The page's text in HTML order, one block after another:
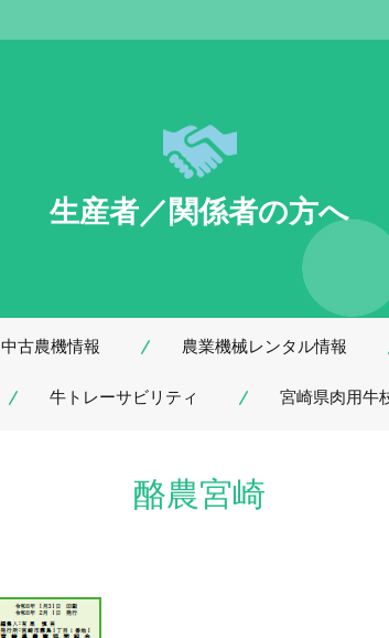
生産者／関係者の方へ
中古農機情報 農業機械レンタル情報
牛トレーサビリティ 宮崎県肉用牛
酪農宮崎